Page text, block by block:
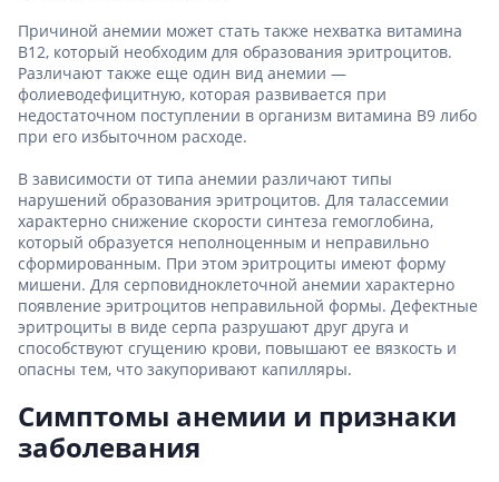
Причиной анемии может стать также нехватка витамина
B12, который необходим для образования эритроцитов.
Различают также еще один вид анемии —
фолиеводефицитную, которая развивается при
недостаточном поступлении в организм витамина B9 либо
при его избыточном расходе.
В зависимости от типа анемии различают типы
нарушений образования эритроцитов. Для талассемии
характерно снижение скорости синтеза гемоглобина,
который образуется неполноценным и неправильно
сформированным. При этом эритроциты имеют форму
мишени. Для серповидноклеточной анемии характерно
появление эритроцитов неправильной формы. Дефектные
эритроциты в виде серпа разрушают друг друга и
способствуют сгущению крови, повышают ее вязкость и
опасны тем, что закупоривают капилляры.
Симптомы анемии и признаки
заболевания